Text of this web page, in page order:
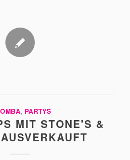
, PARTYS
MIT STONE'S &